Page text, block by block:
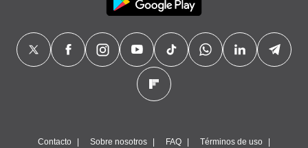
Contacto Sobre nosotros FAQ Términos de uso